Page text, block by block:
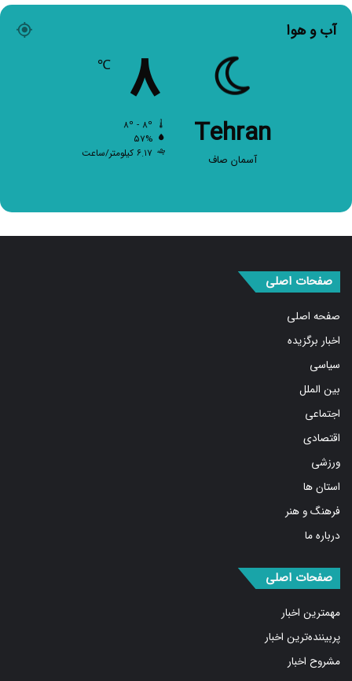
آب و هوا
Tehran
آسمان صاف
۸
۵۷%
۶.۱۷ کیلومتر/ساعت
صفحه اصلی
اخبار برگزیده
سیاسی
بین الملل
اجتماعی
اقتصادی
ورزشی
استان ها
فرهنگ و هنر
درباره ما
مهمترین اخبار
پربیننده‌ترین اخبار
مشروح اخبار
یادداشت